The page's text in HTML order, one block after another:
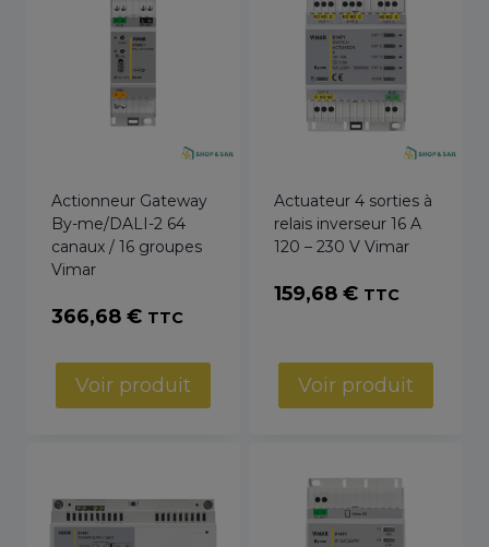
Actionneur Gateway
By-me/DALI-2 64
canaux / 16 groupes
Vimar
366,68 € TTC
Voir produit
Actuateur 4 sorties à
relais inverseur 16 A
120 – 230 V Vimar
159,68 € TTC
Voir produit